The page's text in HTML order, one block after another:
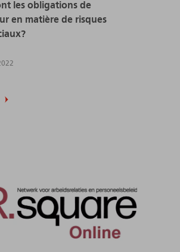
les obligations de
en matière de risques